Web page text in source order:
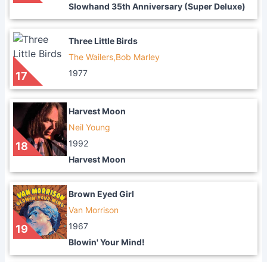
Slowhand 35th Anniversary (Super Deluxe)
17
Three Little Birds
The Wailers,Bob Marley
1977
18
Harvest Moon
Neil Young
1992
Harvest Moon
19
Brown Eyed Girl
Van Morrison
1967
Blowin' Your Mind!